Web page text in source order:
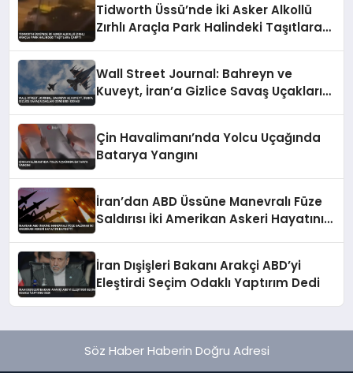
Tidworth Üssü’nde İki Asker Alkollü
Zırhlı Araçla Park Halindeki Taşıtlara
Wall Street Journal: Bahreyn ve
Kuveyt, İran’a Gizlice Savaş Uçakları
Çin Havalimanı’nda Yolcu Uçağında
Batarya Yangını
İran’dan ABD Üssüne Manevralı Füze
Saldırısı İki Amerikan Askeri Hayatını
İran Dışişleri Bakanı Arakçi ABD’yi
Eleştirdi Seçim Odaklı Yaptırım Dedi
Söz Haber Haberin Doğru Adresi